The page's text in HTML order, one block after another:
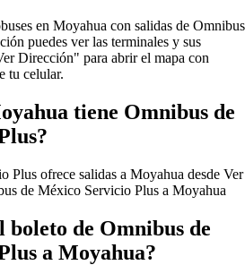
en Moyahua con salidas de Omnibus
puedes ver las terminales y sus
Dirección" para abrir el mapa con
tu celular.
tiene Omnibus de
Plus ofrece salidas a Moyahua desde Ver
de México Servicio Plus a Moyahua
boleto de Omnibus de
a Moyahua?